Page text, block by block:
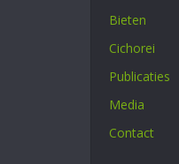
Bieten
Cichorei
Publicaties
Media
Contact